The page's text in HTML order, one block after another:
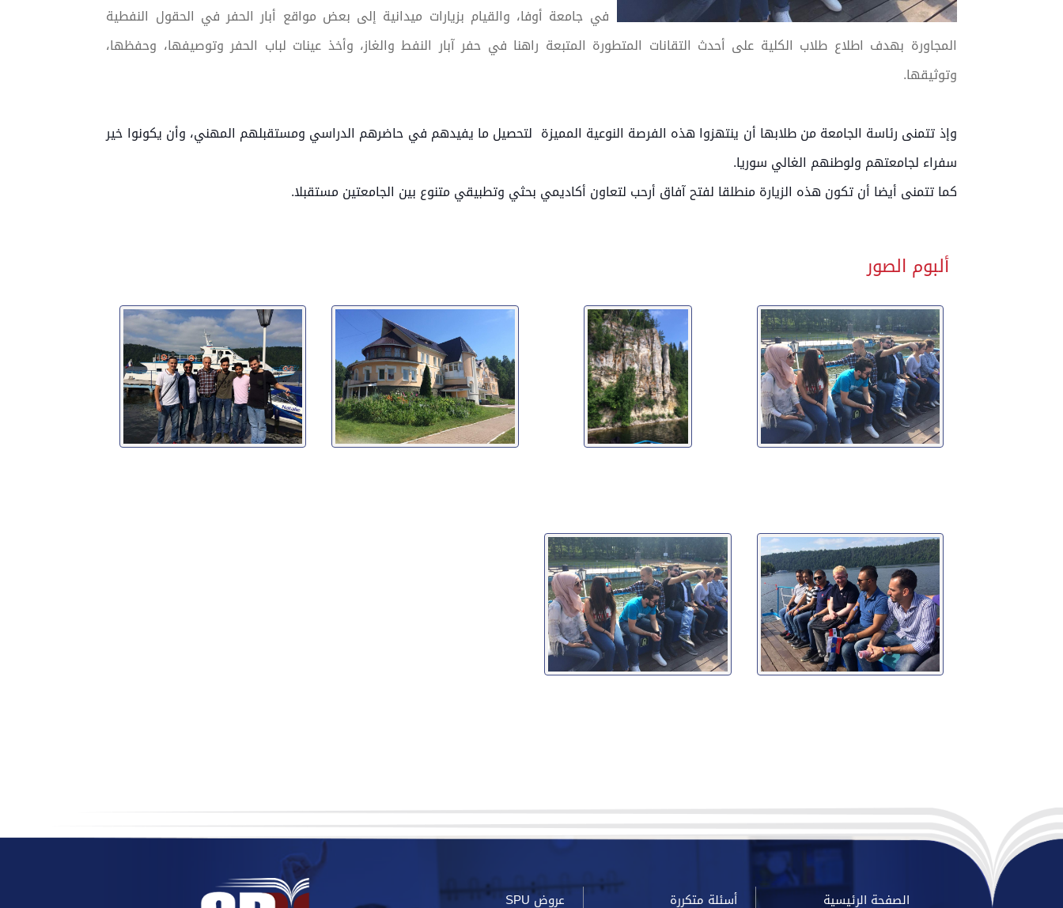
في جامعة أوفا، والقيام بزيارات ميدانية إلى بعض مواقع أبار الحفر في الحقول النفطية
المجاورة بهدف اطلاع طلاب الكلية على أحدث التقانات المتطورة المتبعة راهنا في حفر آبار النفط والغاز، وأخذ عينات لباب الحفر وتوصيفها، وحفظها،
وتوثيقها.
وإذ تتمنى رئاسة الجامعة من طلابها أن ينتهزوا هذه الفرصة النوعية المميزة لتحصيل ما يفيدهم في حاضرهم الدراسي ومستقبلهم المهني، وأن يكونوا خير
سفراء لجامعتهم ولوطنهم الغالي سوريا.
كما تتمنى أيضا أن تكون هذه الزيارة منطلقا لفتح آفاق أرحب لتعاون أكاديمي بحثي وتطبيقي متنوع بين الجامعتين مستقبلا.
ألبوم الصور
الصفحة الرئيسية أسئلة متكررة عروض SPU